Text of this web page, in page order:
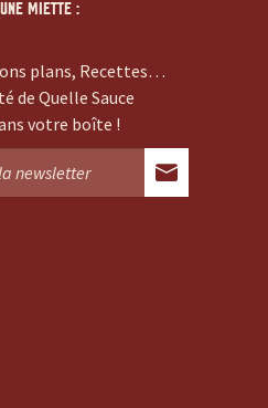
MIETTE :
plans, Recettes…
de Quelle Sauce
votre boîte !